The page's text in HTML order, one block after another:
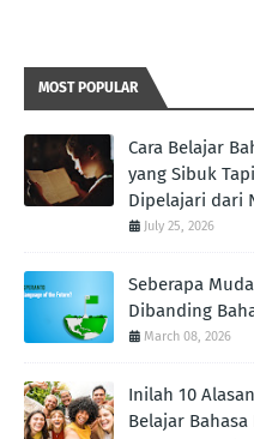
MOST POPULAR
Cara Belajar
yang Sibuk
Dipelajari dari
July 25, 2026
Seberapa
Dibanding
March 08, 2026
Inilah 10
Belajar